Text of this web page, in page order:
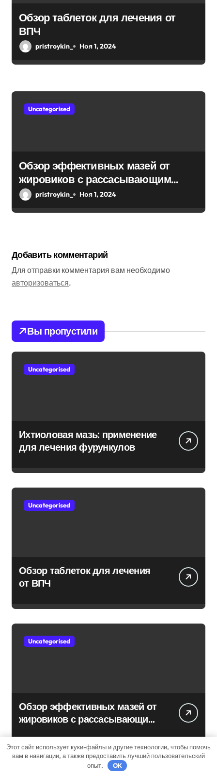
Обзор таблеток для лечения от
ВПЧ
pristroykin_ Ноя 1, 2024
Uncategorised
Обзор эффективных мазей от
жировиков с рассасывающим
эффектом
pristroykin_ Ноя 1, 2024
Добавить комментарий
Для отправки комментария вам необходимо
авторизоваться.
Вы пропустили
Uncategorised
Ихтиоловая мазь: применение
для лечения фурункулов
Uncategorised
Обзор таблеток для лечения
от ВПЧ
Uncategorised
Обзор эффективных мазей от
жировиков с рассасывающим
Этот сайт использует куки-файлы и другие технологии, чтобы помочь
вам в навигации, а также предоставить лучший пользовательский
опыт.
OK